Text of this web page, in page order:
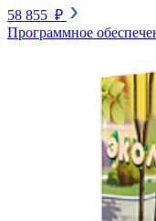
58 855 ₽
Программное